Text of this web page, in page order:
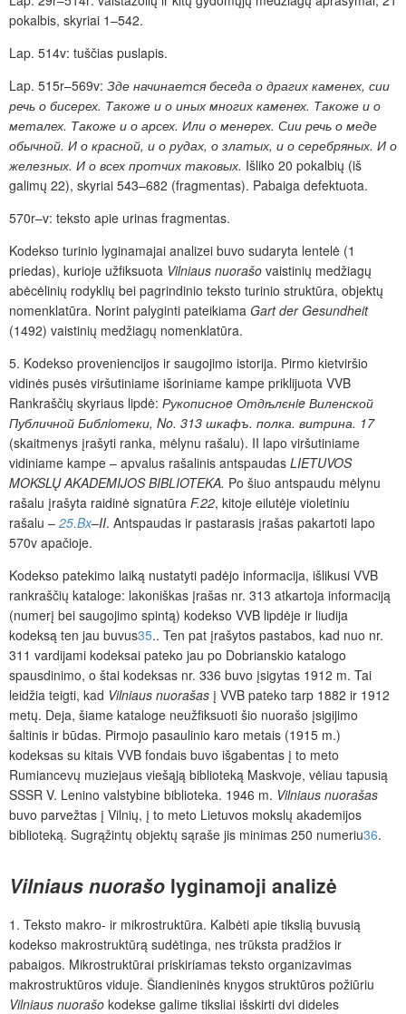
pokalbis, skyriai 1–542.
Lap. 514v: tuščias puslapis.
Lap. 515r–569v: Зде начинается беседа о драгих каменех, сии
речь о бисерех. Такоже и о иных многих каменех. Такоже и о
металех. Такоже и о арсех. Или о менерех. Сии речь о меде
обычной. И о красной, и о рудах, о златых, и о серебряных. И о
железных. И о всех протчих таковых. Išliko 20 pokalbių (iš
galimų 22), skyriai 543–682 (fragmentas). Pabaiga defektuota.
570r–v: teksto apie urinas fragmentas.
Kodekso turinio lyginamajai analizei buvo sudaryta lentelė (1
priedas), kurioje užfiksuota Vilniaus nuorašo vaistinių medžiagų
abėcėlinių rodyklių bei pagrindinio teksto turinio struktūra, objektų
nomenklatūra. Norint palyginti pateikiama Gart der Gesundheit
(1492) vaistinių medžiagų nomenklatūra.
5. Kodekso proveniencijos ir saugojimo istorija. Pirmo kietviršio
vidinės pusės viršutiniame išoriniame kampe priklijuota VVB
Rankraščių skyriaus lipdė: Рукописноe Отдѣлєнie Виленской
Публичной Библiотеки, No. 313 шкафъ. полка. витрина. 17
(skaitmenys įrašyti ranka, mėlynu rašalu). II lapo viršutiniame
vidiniame kampe – apvalus rašalinis ant­spaudas LIETUVOS
MOKSLŲ AKADEMIJOS BIBLIOTEKA. Po šiuo antspaudu mėlynu
rašalu įrašyta raidinė signatūra F.22, kitoje eilutėje violetiniu
rašalu – 25.Bx–II. Antspaudas ir pastarasis įrašas pakartoti lapo
570v apačioje.
Kodekso patekimo laiką nustatyti padėjo informacija, išlikusi VVB
rankraščių kataloge: lakoniškas įrašas nr. 313 atkartoja informaciją
(numerį bei saugojimo spintą) kodekso VVB lipdėje ir liudija
kodeksą ten jau buvus35.. Ten pat įrašytos pastabos, kad nuo nr.
311 vardijami kodeksai pateko jau po Dobrianskio katalogo
spausdinimo, o štai kodeksas nr. 336 buvo įsigytas 1912 m. Tai
leidžia teigti, kad Vilniaus nuorašas į VVB pateko tarp 1882 ir 1912
metų. Deja, šiame kataloge neužfiksuoti šio nuorašo įsigijimo
šaltinis ir būdas. Pirmojo pasaulinio karo metais (1915 m.)
kodeksas su kitais VVB fondais buvo išgabentas į to meto
Rumiancevų muziejaus viešąją biblioteką Maskvoje, vėliau tapusią
SSSR V. Lenino valstybine biblioteka. 1946 m. Vilniaus nuorašas
buvo parvežtas į Vilnių, į to meto Lietuvos mokslų akademijos
biblioteką. Sugrąžintų objektų sąraše jis minimas 250 numeriu36.
Vilniaus nuorašo lyginamoji analizė
1. Teksto makro- ir mikrostruktūra. Kalbėti apie tikslią buvusią
kodekso makrostruktūrą sudėtinga, nes trūksta pradžios ir
pabaigos. Mikrostruktūrai priskiriamas teksto organizavimas
makrostruktūros viduje. Šiandieninės knygos struktūros požiūriu
Vilniaus nuorašo kodekse galime tiksliai išskirti dvi dideles